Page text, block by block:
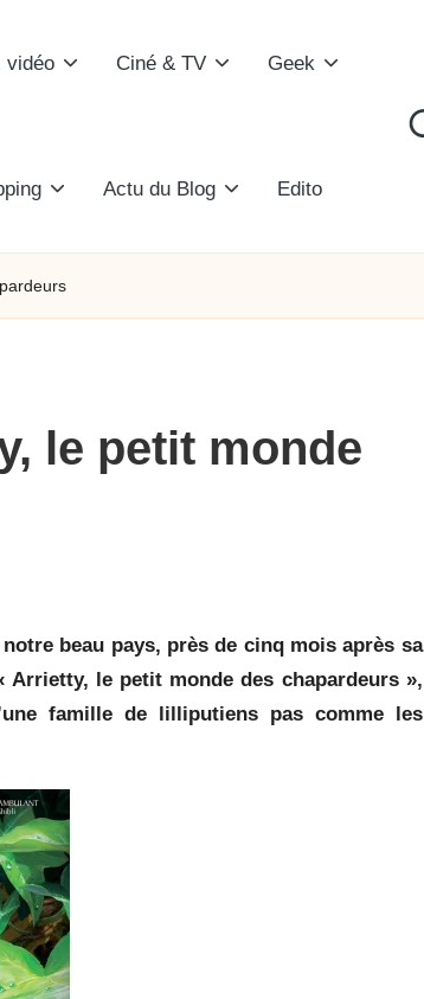
vidéo Ciné & TV Geek
Actu du Blog Edito
le petit monde
beau pays, près de cinq mois après sa
le petit monde des chapardeurs »,
famille de lilliputiens pas comme les